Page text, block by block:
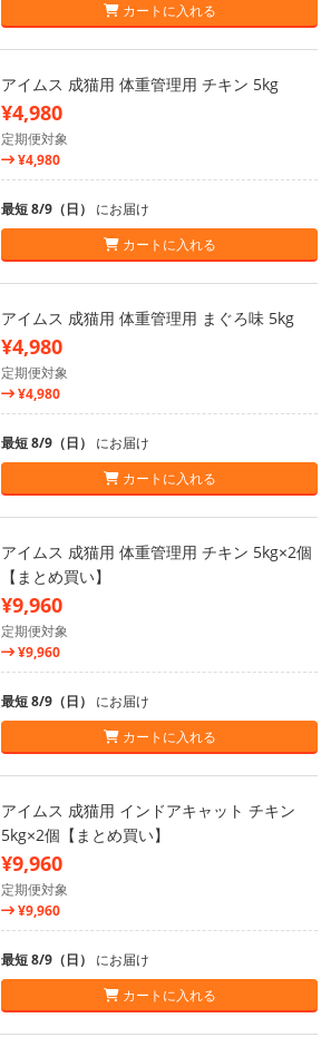
カートに入れる
アイムス 成猫用 体重管理用 チキン 5kg
¥4,980
定期便対象
¥4,980
最短 8/9（日） にお届け
カートに入れる
アイムス 成猫用 体重管理用 まぐろ味 5kg
¥4,980
定期便対象
¥4,980
最短 8/9（日） にお届け
カートに入れる
アイムス 成猫用 体重管理用 チキン 5kg×2個
【まとめ買い】
¥9,960
定期便対象
¥9,960
最短 8/9（日） にお届け
カートに入れる
アイムス 成猫用 インドアキャット チキン
5kg×2個【まとめ買い】
¥9,960
定期便対象
¥9,960
最短 8/9（日） にお届け
カートに入れる